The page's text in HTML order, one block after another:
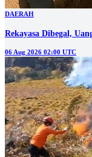
DAERAH
Rekayasa Dibegal,
06 Aug 2026 02:00 UTC